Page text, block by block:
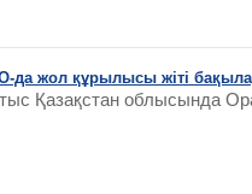
да жол құрылысы жіті
Қазақстан облысында